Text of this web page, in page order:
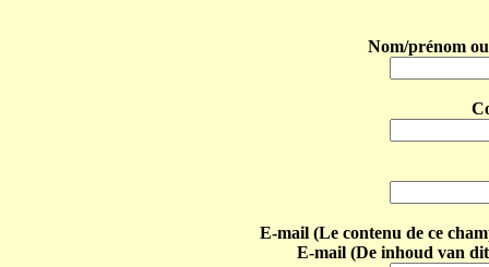
Nom/prénom
E-mail (Le contenu de ce
E-mail (De inhoud van